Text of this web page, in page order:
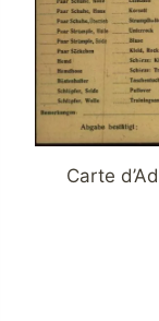
Carte